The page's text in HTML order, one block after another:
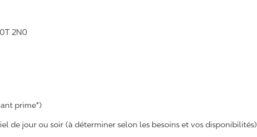
2N0
prime*)
de jour ou soir (à déterminer selon les besoins et vos disponibilités)